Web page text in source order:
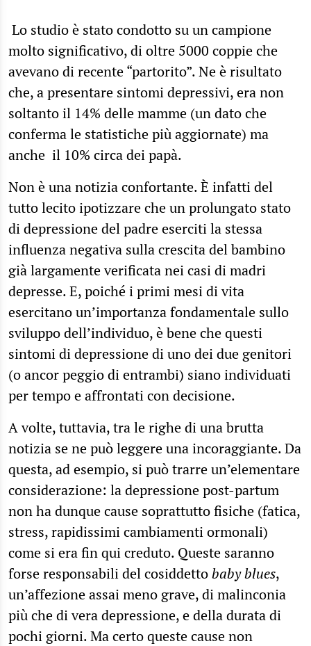
Lo studio è stato condotto su un campione
molto significativo, di oltre 5000 coppie che
avevano di recente “partorito”. Ne è risultato
che, a presentare sintomi depressivi, era non
soltanto il 14% delle mamme (un dato che
conferma le statistiche più aggiornate) ma
anche il 10% circa dei papà.
Non è una notizia confortante. È infatti del
tutto lecito ipotizzare che un prolungato stato
di depressione del padre eserciti la stessa
influenza negativa sulla crescita del bambino
già largamente verificata nei casi di madri
depresse. E, poiché i primi mesi di vita
esercitano un’importanza fondamentale sullo
sviluppo dell’individuo, è bene che questi
sintomi di depressione di uno dei due genitori
(o ancor peggio di entrambi) siano individuati
per tempo e affrontati con decisione.
A volte, tuttavia, tra le righe di una brutta
notizia se ne può leggere una incoraggiante. Da
questa, ad esempio, si può trarre un’elementare
considerazione: la depressione post-partum
non ha dunque cause soprattutto fisiche (fatica,
stress, rapidissimi cambiamenti ormonali)
come si era fin qui creduto. Queste saranno
forse responsabili del cosiddettobaby blues,
un’affezione assai meno grave, di malinconia
più che di vera depressione, e della durata di
pochi giorni. Ma certo queste cause non